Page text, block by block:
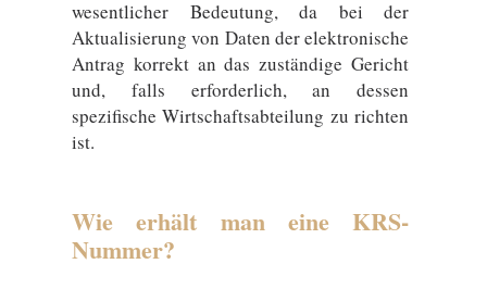
wesentlicher Bedeutung, da bei der
Aktualisierung von Daten der elektronische
Antrag korrekt an das zuständige Gericht
und, falls erforderlich, an dessen
spezifische Wirtschaftsabteilung zu richten
ist.
Wie erhält man eine KRS-
Nummer?